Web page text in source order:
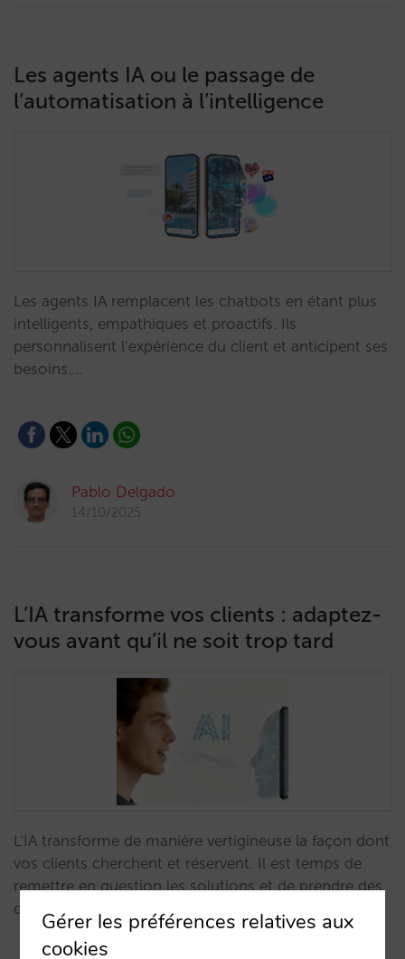
Les agents IA ou le passage de
l’automatisation à l’intelligence
Les agents IA remplacent les chatbots en étant plus
intelligents, empathiques et proactifs. Ils
personnalisent l’expérience du client et anticipent ses
besoins.…
Pablo Delgado
14/10/2025
L’IA transforme vos clients : adaptez-
vous avant qu’il ne soit trop tard
L'IA transforme de manière vertigineuse la façon dont
vos clients cherchent et réservent. Il est temps de
remettre en question les solutions et de prendre des
décisions. …
Gérer les préférences relatives aux
cookies